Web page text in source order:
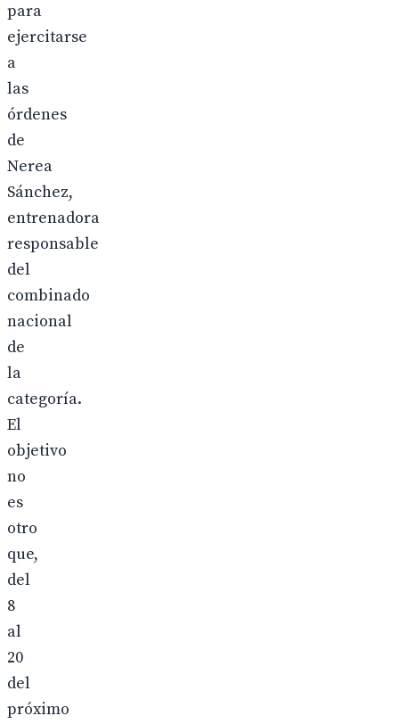
para
ejercitarse
a
las
órdenes
de
Nerea
Sánchez,
entrenadora
responsable
del
combinado
nacional
de
la
categoría.
El
objetivo
no
es
otro
que,
del
8
al
20
del
próximo